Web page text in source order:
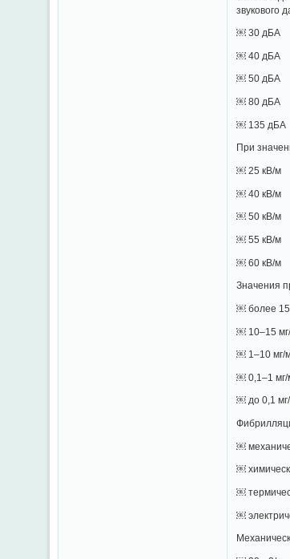
звукового
￼ 30 дБА
￼ 40 дБА
￼ 50 дБА
￼ 80 дБА
￼ 135 дБА
При
￼ 25 кВ/м
￼ 40 кВ/м
￼ 50 кВ/м
￼ 55 кВ/м
￼ 60 кВ/м
Значения
￼ более 15
￼ 10–15
￼ 1–10 мг/
￼ 0,1–1 мг/
￼ до 0,1
￼
￼
￼
￼